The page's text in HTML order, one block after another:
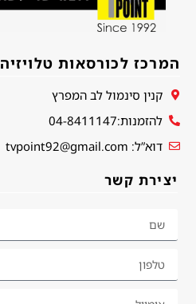
המרכז לכורסאות טלויזיה
קנין סינמול לב המפרץ
להזמנות:04-8411147
דוא”ל: tvpoint92@gmail.com
יצירת קשר